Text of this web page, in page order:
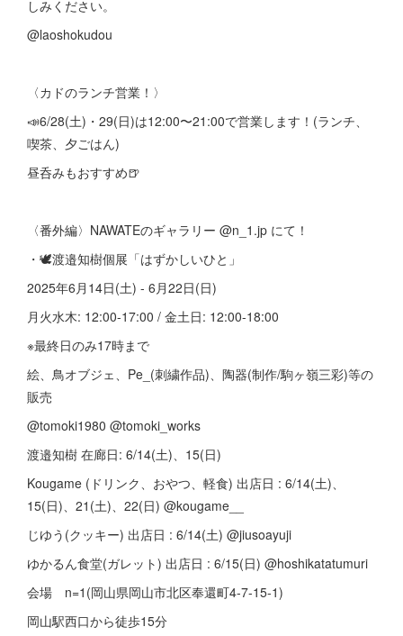
しみください。
@laoshokudou
〈カドのランチ営業！〉
📣6/28(土)・29(日)は12:00〜21:00で営業します！(ランチ、
喫茶、夕ごはん)
昼呑みもおすすめ🍺
〈番外編〉NAWATEのギャラリー @n_1.jp にて！
・🕊渡邉知樹個展「はずかしいひと」
2025年6月14日(土) - 6月22日(日)
月火水木: 12:00-17:00 / 金土日: 12:00-18:00
※最終日のみ17時まで
絵、鳥オブジェ、Pe_(刺繍作品)、陶器(制作/駒ヶ嶺三彩)等の
販売
@tomoki1980 @tomoki_works
渡邉知樹 在廊日: 6/14(土)、15(日)
Kougame (ドリンク、おやつ、軽食) 出店日 : 6/14(土)、
15(日)、21(土)、22(日) @kougame__
じゆう(クッキー) 出店日 : 6/14(土) @jiusoayuji
ゆかるん食堂(ガレット) 出店日 : 6/15(日) @hoshikatatumuri
会場 n=1(岡山県岡山市北区奉還町4-7-15-1)
岡山駅西口から徒歩15分